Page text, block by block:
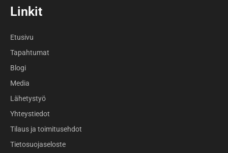
Linkit
Etusivu
Tapahtumat
Blogi
Media
Lähetystyö
Yhteystiedot
Tilaus ja toimitusehdot
Tietosuojaseloste